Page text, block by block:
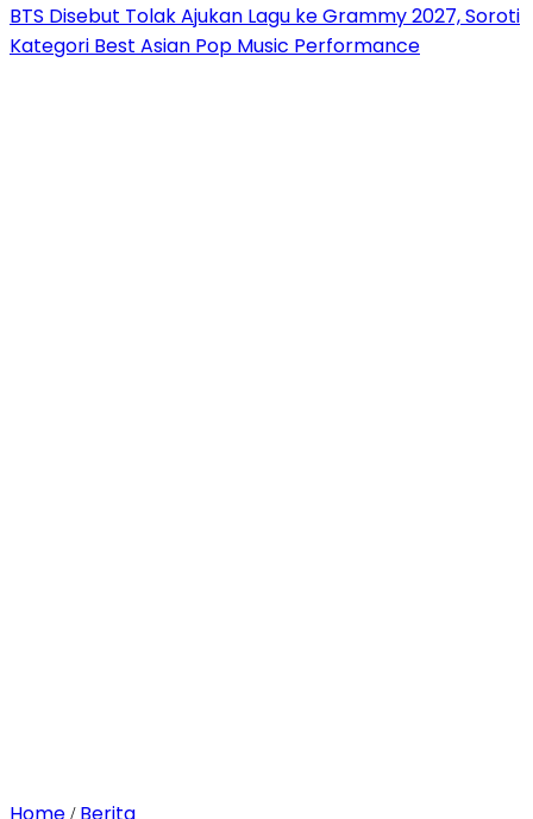
BTS Disebut Tolak Ajukan Lagu ke Grammy 2027, Soroti
Kategori Best Asian Pop Music Performance
Home / Berita